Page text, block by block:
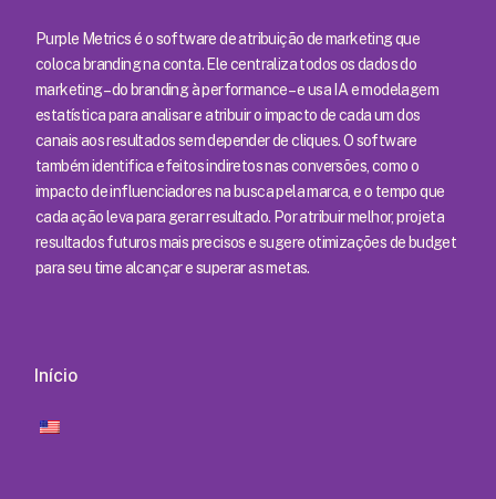
Purple Metrics é o software de atribuição de marketing que
coloca branding na conta. Ele centraliza todos os dados do
marketing – do branding à performance – e usa IA e modelagem
estatística para analisar e atribuir o impacto de cada um dos
canais aos resultados sem depender de cliques. O software
também identifica efeitos indiretos nas conversões, como o
impacto de influenciadores na busca pela marca, e o tempo que
cada ação leva para gerar resultado. Por atribuir melhor, projeta
resultados futuros mais precisos e sugere otimizações de budget
para seu time alcançar e superar as metas.
Início